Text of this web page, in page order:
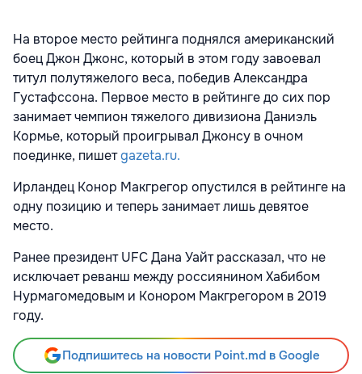
На второе место рейтинга поднялся американский
боец Джон Джонс, который в этом году завоевал
титул полутяжелого веса, победив Александра
Густафссона. Первое место в рейтинге до сих пор
занимает чемпион тяжелого дивизиона Даниэль
Кормье, который проигрывал Джонсу в очном
поединке, пишетgazeta.ru.
Ирландец Конор Макгрегор опустился в рейтинге на
одну позицию и теперь занимает лишь девятое
место.
Ранее президент UFC Дана Уайт рассказал, что не
исключает реванш между россиянином Хабибом
Нурмагомедовым и Конором Макгрегором в 2019
году.
Подпишитесь на новости Point.md в Google